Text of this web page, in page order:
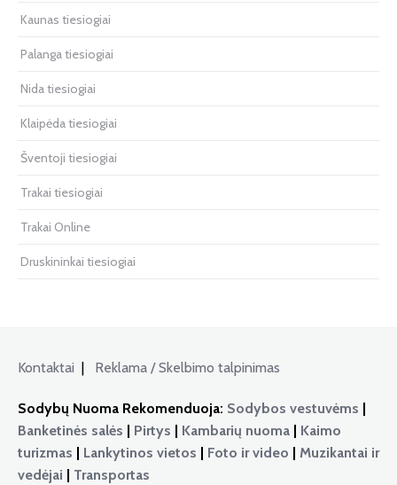
Kaunas tiesiogiai
Palanga tiesiogiai
Nida tiesiogiai
Klaipėda tiesiogiai
Šventoji tiesiogiai
Trakai tiesiogiai
Trakai Online
Druskininkai tiesiogiai
Kontaktai | Reklama / Skelbimo talpinimas
Sodybų Nuoma Rekomenduoja: Sodybos vestuvėms |
Banketinės salės | Pirtys | Kambarių nuoma | Kaimo
turizmas | Lankytinos vietos | Foto ir video | Muzikantai ir
vedėjai | Transportas